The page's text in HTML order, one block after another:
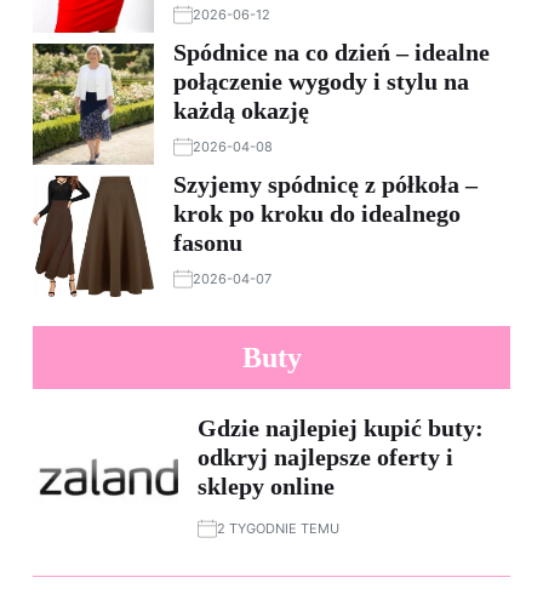
2026-06-12
Spódnice na co dzień – idealne
połączenie wygody i stylu na
każdą okazję
2026-04-08
Szyjemy spódnicę z półkoła –
krok po kroku do idealnego
fasonu
2026-04-07
Buty
Gdzie najlepiej kupić buty:
odkryj najlepsze oferty i
sklepy online
2 TYGODNIE TEMU